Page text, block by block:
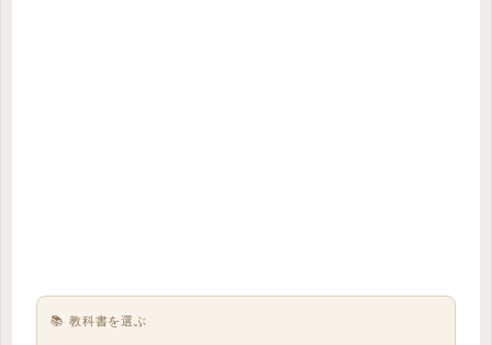
📚 教科書を選ぶ